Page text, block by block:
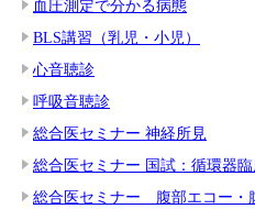
血圧測定で分かる病態
BLS講習（乳児・小児）
心音聴診
呼吸音聴診
総合医セミナー 神経所見
総合医セミナー 国試：循環器
総合医セミナー 腹部エコー・